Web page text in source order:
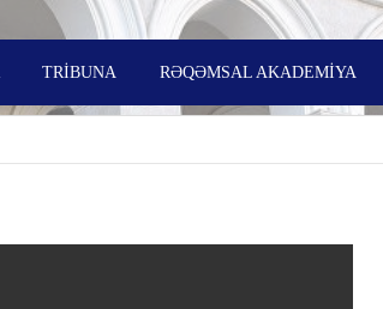
TRİBUNA RƏQƏMSAL AKADEMİYA